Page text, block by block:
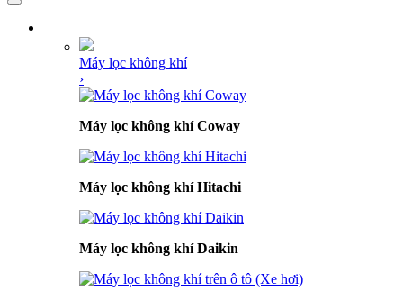
Toggle
Máy lọc không khí
›
Máy lọc không khí Coway
Máy lọc không khí Hitachi
Máy lọc không khí Daikin